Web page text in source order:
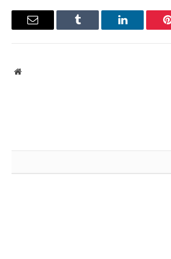
بينتيريستلينكدإن Tumblr
البريد
موقع